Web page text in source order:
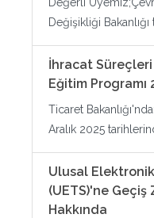
Değişikliği Bakanlığı
İhracat
Eğitim Programı
Ticaret
Aralık 2025
Ulusal
(UETS)'ne
Hakkında